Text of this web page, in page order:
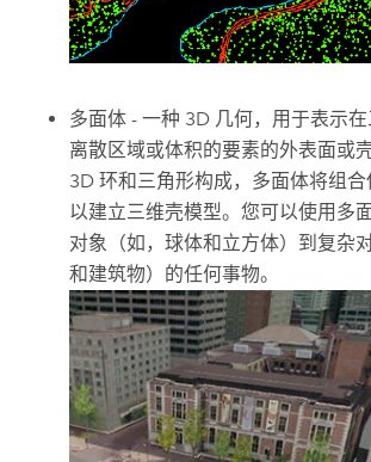
多面体 - 一种 3D 几何，用于表示
离散区域或体积的要素的外表面或
3D 环和三角形构成，多面体将组
以建立三维壳模型。您可以使用多
对象（如，球体和立方体）到复杂
和建筑物）的任何事物。